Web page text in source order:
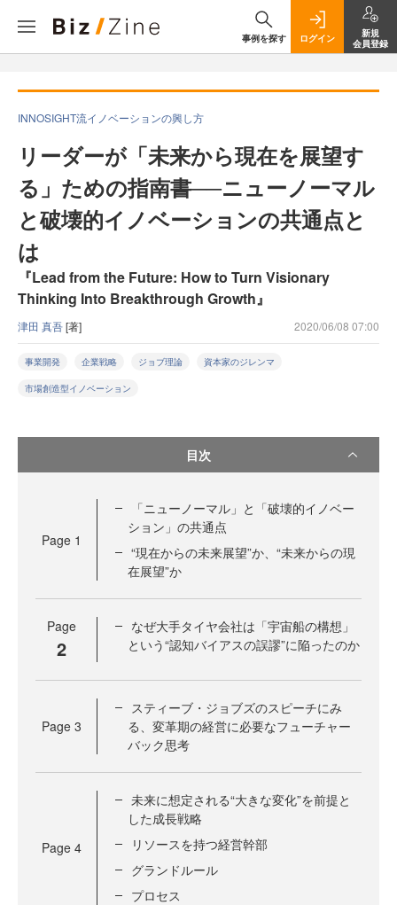
事例を探す ログイン
新規
会員登録
INNOSIGHT流イノベーションの興し方
リーダーが「未来から現在を展望す
る」ための指南書──ニューノーマル
と破壊的イノベーションの共通点と
は
『Lead from the Future: How to Turn Visionary
Thinking Into Breakthrough Growth』
津田 真吾[著] 2020/06/08 07:00
事業開発 企業戦略 ジョブ理論 資本家のジレンマ
市場創造型イノベーション
目次
Page 1
「ニューノーマル」と「破壊的イノベー
ション」の共通点
“現在からの未来展望”か、“未来からの現
在展望”か
Page
2
なぜ大手タイヤ会社は「宇宙船の構想」
という“認知バイアスの誤謬”に陥ったのか
Page 3
スティーブ・ジョブズのスピーチにみ
る、変革期の経営に必要なフューチャー
バック思考
Page 4
未来に想定される“大きな変化”を前提と
した成長戦略
リソースを持つ経営幹部
グランドルール
プロセス